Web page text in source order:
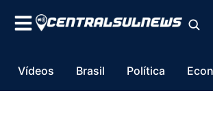
Vídeos Brasil Política